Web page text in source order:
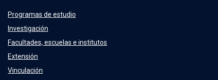
Programas de estudio
Investigación
Facultades, escuelas e institutos
Extensión
Vinculación